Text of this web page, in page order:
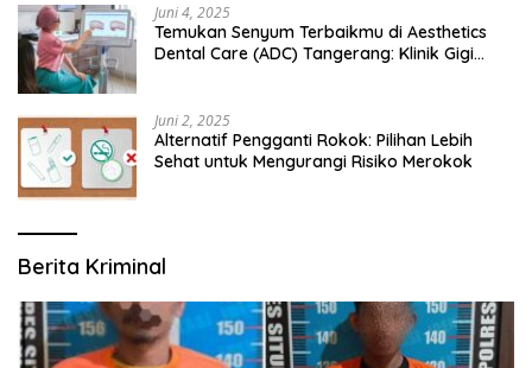
Juni 4, 2025
Temukan Senyum Terbaikmu di Aesthetics
Dental Care (ADC) Tangerang: Klinik Gigi
Juni 2, 2025
Alternatif Pengganti Rokok: Pilihan Lebih
Sehat untuk Mengurangi Risiko Merokok
Berita Kriminal